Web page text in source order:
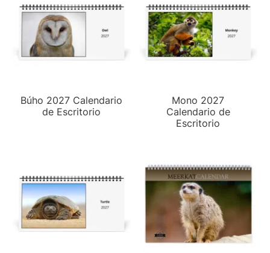
Búho 2027 Calendario
de Escritorio
Mono 2027
Calendario de
Escritorio